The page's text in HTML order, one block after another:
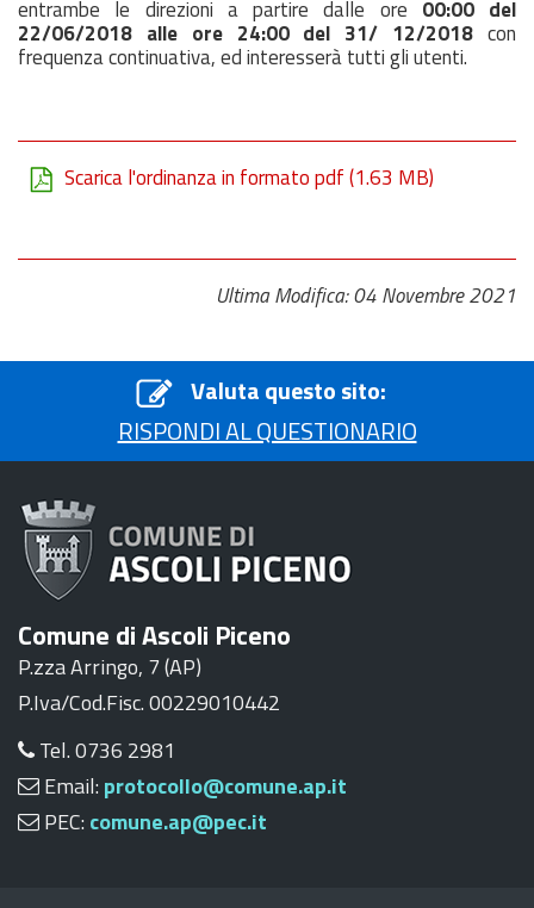
entrambe le direzioni a partire dalle ore 00:00 del
22/06/2018 alle ore 24:00 del 31/ 12/2018 con
frequenza continuativa, ed interesserà tutti gli utenti.
Scarica l'ordinanza in formato pdf(1.63 MB)
Ultima Modifica: 04 Novembre 2021
Valuta questo sito:
RISPONDI AL QUESTIONARIO
Comune di Ascoli Piceno
P.zza Arringo, 7 (AP)
P.Iva/Cod.Fisc. 00229010442
Tel. 0736 2981
Email: protocollo@comune.ap.it
PEC: comune.ap@pec.it